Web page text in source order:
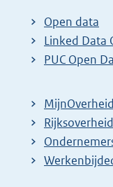
t
e
r
l
i
n
k
Open data
Linked Data
PUC Open
E
x
t
E
x
E